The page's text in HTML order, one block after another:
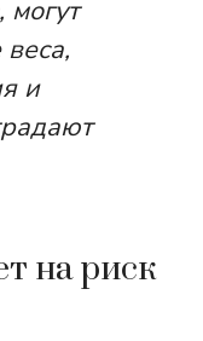
могут
и
на риск